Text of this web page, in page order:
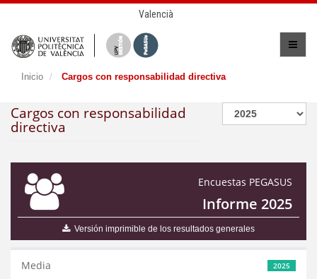
Valencià
Inicio Cargos con responsabilidad directiva
Cargos con responsabilidad
directiva
Encuestas PEGASUS
Informe 2025
Versión imprimible de los resultados generales
2025
Media